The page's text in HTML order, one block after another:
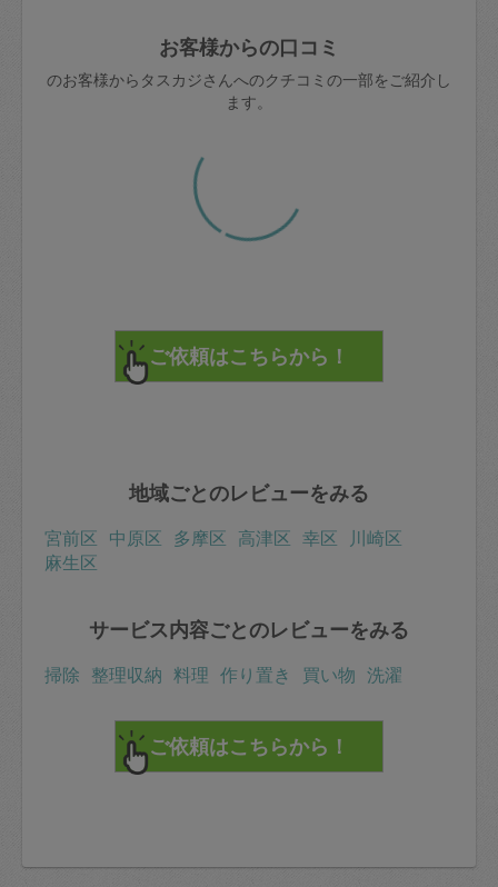
お客様からの口コミ
のお客様からタスカジさんへのクチコミの一部をご紹介し
ます。
地域ごとのレビューをみる
宮前区 中原区 多摩区 高津区 幸区
川崎区
麻生区
サービス内容ごとのレビューをみる
掃除 整理収納 料理 作り置き 買い物 洗濯